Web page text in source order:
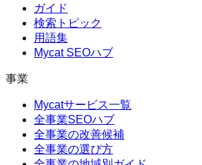
ガイド
検索トピック
用語集
Mycat SEOハブ
事業
Mycatサービス一覧
全事業SEOハブ
全事業の改善候補
全事業の選び方